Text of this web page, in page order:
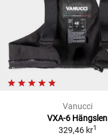
Vanucci
VXA-6 Hängslen
329,46 kr1